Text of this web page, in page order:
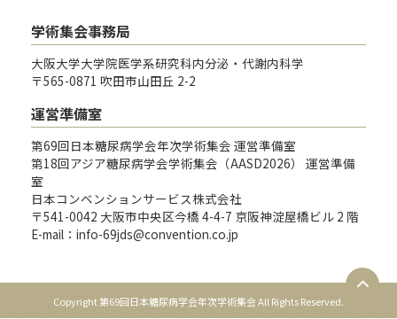
学術集会事務局
大阪大学大学院医学系研究科内分泌・代謝内科学
〒565-0871 吹田市山田丘 2-2
運営準備室
第69回日本糖尿病学会年次学術集会 運営準備室
第18回アジア糖尿病学会学術集会（AASD2026） 運営準備
室
日本コンベンションサービス株式会社
〒541-0042 大阪市中央区今橋 4-4-7 京阪神淀屋橋ビル 2 階
E-mail：info-69jds@convention.co.jp
Copyright 第69回日本糖尿病学会年次学術集会 All Rights Reserved.